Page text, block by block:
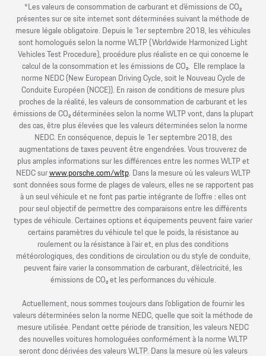
*Les valeurs de consommation de carburant et d’émissions de CO₂
présentes sur ce site internet sont déterminées suivant la méthode de
mesure légale obligatoire. Depuis le 1er septembre 2018, les véhicules
sont homologués selon la norme WLTP (Worldwide Harmonized Light
Vehicles Test Procedure), procédure plus réaliste en ce qui concerne le
calcul de la consommation et les émissions de CO₂. Elle remplace la
norme NEDC (New European Driving Cycle, soit le Nouveau Cycle de
Conduite Européen (NCCE)). En raison de conditions de mesure plus
proches de la réalité, les valeurs de consommation de carburant et les
émissions de CO₂ déterminées selon la norme WLTP vont, dans la plupart
des cas, être plus élevées que les valeurs déterminées selon la norme
NEDC. En conséquence, depuis le 1er septembre 2018, des
augmentations de taxes peuvent être engendrées. Vous trouverez de
plus amples informations sur les différences entre les normes WLTP et
NEDC surwww.porsche.com/wltp. Dans la mesure où les valeurs WLTP
sont données sous forme de plages de valeurs, elles ne se rapportent pas
à un seul véhicule et ne font pas partie intégrante de l’offre : elles ont
pour seul objectif de permettre des comparaisons entre les différents
types de véhicule. Certaines options et équipements peuvent faire varier
certains paramètres du véhicule tel que le poids, la résistance au
roulement ou la résistance à l’air et, en plus des conditions
météorologiques, des conditions de circulation ou du style de conduite,
peuvent faire varier la consommation de carburant, d’électricité, les
émissions de CO₂ et les performances du véhicule.
Actuellement, nous sommes toujours dans l’obligation de fournir les
valeurs déterminées selon la norme NEDC, quelle que soit la méthode de
mesure utilisée. Pendant cette période de transition, les valeurs NEDC
des nouvelles voitures homologuées conformément à la norme WLTP
seront donc dérivées des valeurs WLTP. Dans la mesure où les valeurs